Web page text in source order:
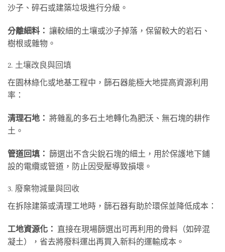
沙子、碎石或建築垃圾進行分級。
分離細料： 讓較細的土壤或沙子掉落，保留較大的岩石、
樹根或雜物。
2. 土壤改良與回填
在園林綠化或地基工程中，篩石器能極大地提高資源利用
率：
清理石地： 將雜亂的多石土地轉化為肥沃、無石塊的耕作
土。
管道回填： 篩選出不含尖銳石塊的細土，用於保護地下鋪
設的電纜或管道，防止因受壓導致損壞。
3. 廢棄物減量與回收
在拆除建築或清理工地時，篩石器有助於環保並降低成本：
工地資源化： 直接在現場篩選出可再利用的骨料（如碎混
凝土），省去將廢料運出再買入新料的運輸成本。